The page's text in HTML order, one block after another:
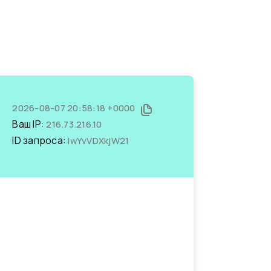
2026-08-07 20:58:18 +0000
Ваш IP:216.73.216.10
ID запроса:IwYvVDXkjW21